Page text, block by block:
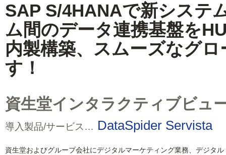
SAP S/4HANAで新システ
ム間のデータ連携基盤を
内製構築、スムーズなグ
す！
資生堂インタラクティブビュ
導入製品/サービス… DataSpider Servista
資生堂およびグループ会社にデジタルマーケティング業務、デジタ